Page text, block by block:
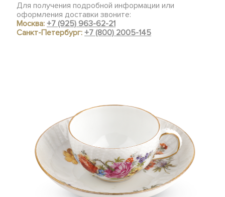
Для получения подробной информации или
оформления доставки звоните:
Москва:+7 (925) 963-62-21
Санкт-Петербург:+7 (800) 2005-145